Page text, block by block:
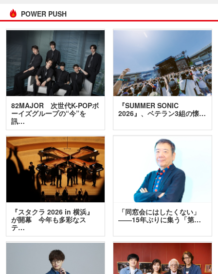
POWER PUSH
82MAJOR 次世代K-POPボ
ーイズグループの“今”を
訊…
『SUMMER SONIC
2026』、ベテラン3組の懐…
『スタクラ 2026 in 横浜』
が開幕 今年も多彩なス
テ…
「同窓会にはしたくない」
――15年ぶりに集う「第…